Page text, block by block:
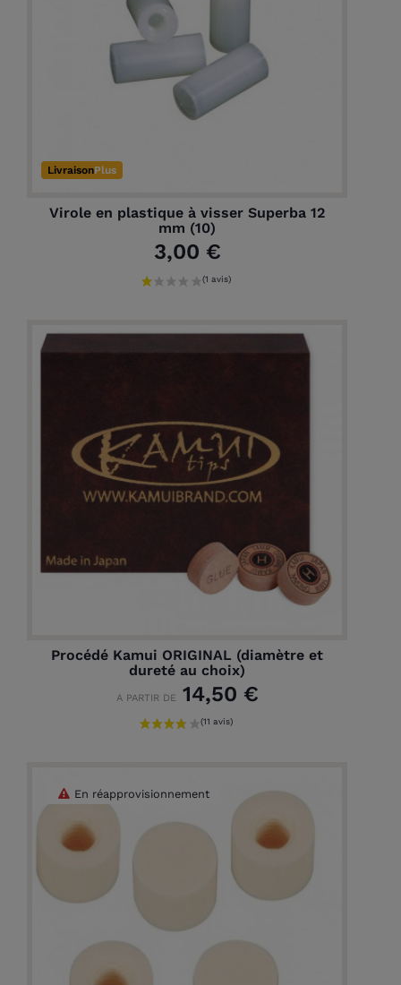
LivraisonPlus
Virole en plastique à visser Superba 12
mm (10)
3,00 €
Procédé Kamui ORIGINAL (diamètre et
dureté au choix)
A PARTIR DE14,50 €
En réapprovisionnement